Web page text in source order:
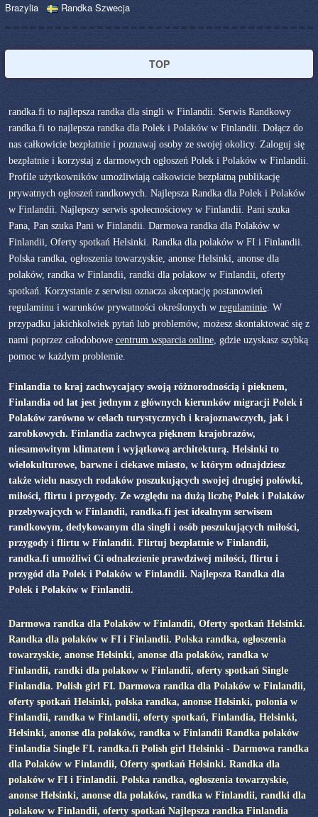
Brazylia
Randka Szwecja
TOP
randka.fi to najlepsza randka dla singli w Finlandii. Serwis Randkowy
randka.fi to najlepsza randka dla Polek i Polaków w Finlandii. Dołącz do
nas całkowicie bezpłatnie i poznawaj osoby ze swojej okolicy. Zaloguj się
bezpłatnie i korzystaj z darmowych ogłoszeń Polek i Polaków w Finlandii.
Profile użytkowników umożliwiają całkowicie bezpłatną publikację
prywatnych ogłoszeń randkowych. Najlepsza Randka dla Polek i Polaków
w Finlandii. Najlepszy serwis społecnościowy w Finlandii. Pani szuka
Pana, Pan szuka Pani w Finlandii. Darmowa randka dla Polaków w
Finlandii, Oferty spotkań Helsinki. Randka dla polaków w FI i Finlandii.
Polska randka, ogłoszenia towarzyskie, anonse Helsinki, anonse dla
polaków, randka w Finlandii, randki dla polakow w Finlandii, oferty
spotkań. Korzystanie z serwisu oznacza akceptację postanowień
regulaminu i warunków prywatności określonych wregulaminie. W
przypadku jakichkolwiek pytań lub problemów, możesz skontaktować się z
nami poprzez całodobowecentrum wsparcia online, gdzie uzyskasz szybką
pomoc w każdym problemie.
Finlandia to kraj zachwycający swoją różnorodnością i pieknem,
Finlandia od lat jest jednym z głównych kierunków migracji Polek i
Polaków zarówno w celach turystycznych i krajoznawczych, jak i
zarobkowych. Finlandia zachwyca pięknem krajobrazów,
niesamowitym klimatem i wyjątkową architekturą. Helsinki to
wielokulturowe, barwne i ciekawe miasto, w którym odnajdziesz
także wielu naszych rodaków poszukujących swojej drugiej połówki,
miłości, flirtu i przygody. Ze względu na dużą liczbę Polek i Polaków
przebywajcych w Finlandii, randka.fi jest idealnym serwisem
randkowym, dedykowanym dla singli i osób poszukujących miłości,
przygody i flirtu w Finlandii. Flirtuj bezpłatnie w Finlandii,
randka.fi umożliwi Ci odnalezienie prawdziwej miłości, flirtu i
przygód dla Polek i Polaków w Finlandii. Najlepsza Randka dla
Polek i Polaków w Finlandii.
Darmowa randka dla Polaków w Finlandii, Oferty spotkań Helsinki.
Randka dla polaków w FI i Finlandii. Polska randka, ogłoszenia
towarzyskie, anonse Helsinki, anonse dla polaków, randka w
Finlandii, randki dla polakow w Finlandii, oferty spotkań Single
Finlandia. Polish girl FI. Darmowa randka dla Polaków w Finlandii,
oferty spotkań Helsinki, polska randka, anonse Helsinki, polonia w
Finlandii, randka w Finlandii, oferty spotkań, Finlandia, Helsinki,
Helsinki, anonse dla polaków, randka w Finlandii Randka polaków
Finlandia Single FI. randka.fi Polish girl Helsinki - Darmowa randka
dla Polaków w Finlandii, Oferty spotkań Helsinki. Randka dla
polaków w FI i Finlandii. Polska randka, ogłoszenia towarzyskie,
anonse Helsinki, anonse dla polaków, randka w Finlandii, randki dla
polakow w Finlandii, oferty spotkań Najlepsza randka Finlandia